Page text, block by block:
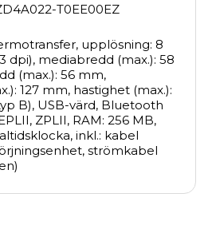
T0EE00EZ
upplösning: 8
dpi), mediabredd (max.): 58
(max.): 56 mm,
127 mm, hastighet (max.):
B), USB-värd, Bluetooth
ZPLII, RAM: 256 MB,
inkl.: kabel
strömkabel